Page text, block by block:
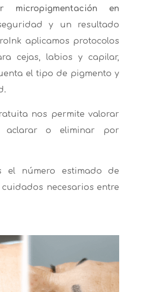
micropigmentación en
y un resultado
aplicamos protocolos
cejas, labios y capilar,
el tipo de pigmento y
nos permite valorar
aclarar o eliminar por
el número estimado de
cuidados necesarios entre